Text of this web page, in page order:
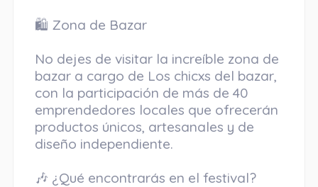
🛍️ Zona de Bazar
No dejes de visitar la increíble zona de
bazar a cargo de Los chicxs del bazar,
con la participación de más de 40
emprendedores locales que ofrecerán
productos únicos, artesanales y de
diseño independiente.
🎶 ¿Qué encontrarás en el festival?